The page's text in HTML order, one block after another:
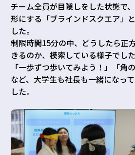
チーム全員が目隠しをした状態で
形にする「ブラインドスクエア」
した。
制限時間15分の中、どうしたら正
きるのか、模索している様子でした
「一歩ずつ歩いてみよう！」「角
など、大学生も社長も一緒になっ
した。